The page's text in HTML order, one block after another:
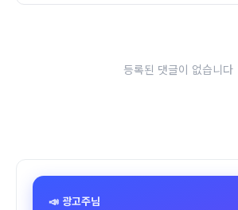
등록된 댓글이 없습니다
📣 광고주님